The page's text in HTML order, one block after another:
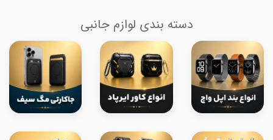
دسته بندی لوازم جانبی